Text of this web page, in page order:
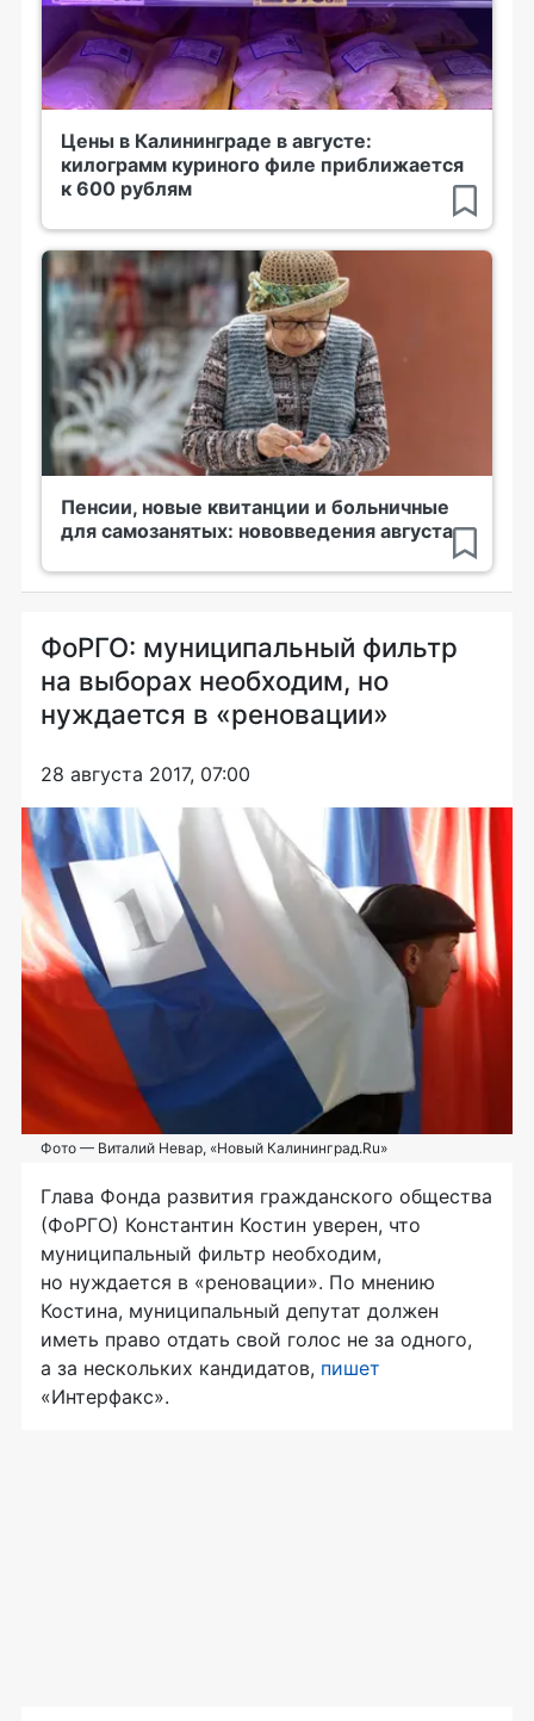
Цены в Калининграде в августе:
килограмм куриного филе приближается
к 600 рублям
Пенсии, новые квитанции и больничные
для самозанятых: нововведения августа
ФоРГО: муниципальный фильтр
на выборах необходим, но
нуждается в «реновации»
28 августа 2017, 07:00
Фото — Виталий Невар, «Новый Калининград.Ru»
Глава Фонда развития гражданского общества
(ФоРГО) Константин Костин уверен, что
муниципальный фильтр необходим,
но нуждается в «реновации». По мнению
Костина, муниципальный депутат должен
иметь право отдать свой голос не за одного,
а за нескольких кандидатов, пишет
«Интерфакс».